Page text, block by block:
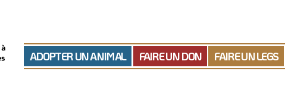
ADOPTER UN ANIMAL FAIRE UN DON FAIRE UN LEGS